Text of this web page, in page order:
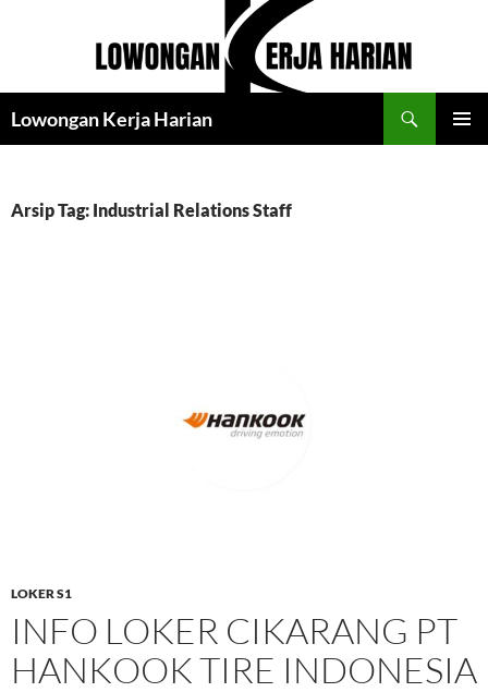
Lowongan Kerja Harian
Arsip Tag: Industrial Relations Staff
LOKER S1
INFO LOKER CIKARANG PT
HANKOOK TIRE INDONESIA